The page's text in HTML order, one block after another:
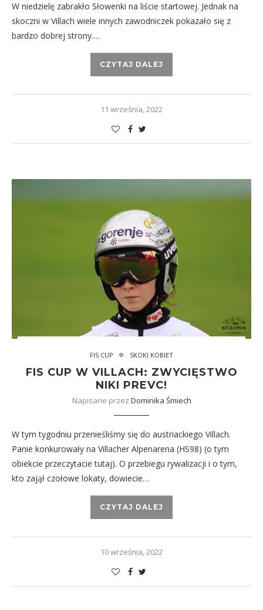
W niedzielę zabrakło Słowenki na liście startowej. Jednak na
skoczni w Villach wiele innych zawodniczek pokazało się z
bardzo dobrej strony.…
CZYTAJ DALEJ
11 września, 2022
FIS CUP SKOKI KOBIET
FIS CUP W VILLACH: ZWYCIĘSTWO
NIKI PREVC!
Napisane przez Dominika Śmiech
W tym tygodniu przenieśliśmy się do austriackiego Villach.
Panie konkurowały na Villacher Alpenarena (HS98) (o tym
obiekcie przeczytacie tutaj). O przebiegu rywalizacji i o tym,
kto zajął czołowe lokaty, dowiecie…
CZYTAJ DALEJ
10 września, 2022